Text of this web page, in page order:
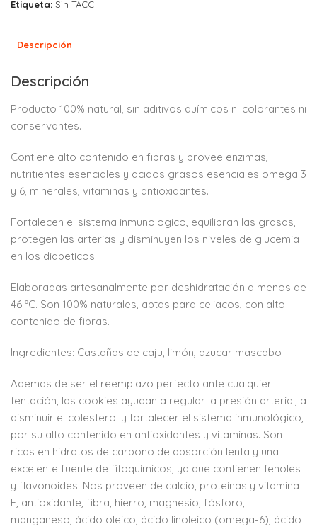
Etiqueta: Sin TACC
Descripción
Descripción
Producto 100% natural, sin aditivos químicos ni colorantes ni
conservantes.
Contiene alto contenido en fibras y provee enzimas,
nutritientes esenciales y acidos grasos esenciales omega 3
y 6, minerales, vitaminas y antioxidantes.
Fortalecen el sistema inmunologico, equilibran las grasas,
protegen las arterias y disminuyen los niveles de glucemia
en los diabeticos.
Elaboradas artesanalmente por deshidratación a menos de
46 ºC. Son 100% naturales, aptas para celiacos, con alto
contenido de fibras.
Ingredientes: Castañas de caju, limón, azucar mascabo
Ademas de ser el reemplazo perfecto ante cualquier
tentación, las cookies ayudan a regular la presión arterial, a
disminuir el colesterol y fortalecer el sistema inmunológico,
por su alto contenido en antioxidantes y vitaminas. Son
ricas en hidratos de carbono de absorción lenta y una
excelente fuente de fitoquímicos, ya que contienen fenoles
y flavonoides. Nos proveen de calcio, proteínas y vitamina
E, antioxidante, fibra, hierro, magnesio, fósforo,
manganeso, ácido oleico, ácido linoleico (omega-6), ácido